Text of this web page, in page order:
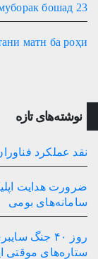
23 феврал, руз мели артиши Тоҷикистон муборак бошад.
матн ба роҳи
نوشته‌های تازه
نقد عملکرد
ضرورت هدایت
سامانه‌های بومی
روز ۴۰
ستاره‌های موقتی